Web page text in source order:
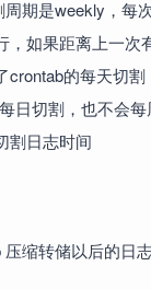
周期是weekly，每
，如果距离上一次
crontab的每天切
日切割，也不会
割日志时间
缩转储以后的日